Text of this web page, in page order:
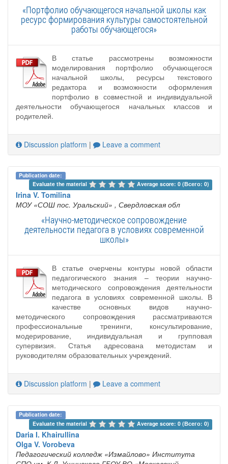
«Портфолио обучающегося начальной школы как
ресурс формирования культуры самостоятельной
работы обучающегося»
В статье рассмотрены возможности
моделирования портфолио обучающегося
начальной школы, ресурсы текстового
редактора и возможности оформления
портфолио в совместной и индивидуальной
деятельности обучающегося начальных классов и
родителей.
Discussion platform | Leave a comment
Publication date:
Evaluate the material
Average score: 0 (Всего: 0)
Irina V. Tomilina
МОУ «СОШ пос. Уральский» , Свердловская обл
«Научно-методическое сопровождение
деятельности педагога в условиях современной
школы»
В статье очерчены контуры новой области
педагогического знания – теории научно-
методического сопровождения деятельности
педагога в условиях современной школы. В
качестве основных видов научно-
методического сопровождения рассматриваются
профессиональные тренинги, консультирование,
модерирование, индивидуальная и групповая
супервизия. Статья адресована методистам и
руководителям образовательных учреждений.
Discussion platform | Leave a comment
Publication date:
Evaluate the material
Average score: 0 (Всего: 0)
Daria I. Khairullina
Olga V. Vorobeva
Педагогический колледж «Измайлово» Института